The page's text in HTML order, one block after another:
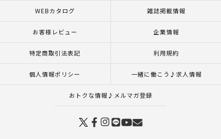
WEBカタログ 雑誌掲載情報
お客様レビュー 企業情報
特定商取引法表記 利用規約
個人情報ポリシー 一緒に働こう♪求人情報
おトクな情報♪メルマガ登録